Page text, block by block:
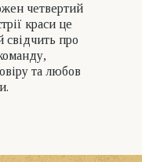
четвертий
краси це
свідчить про
та любов